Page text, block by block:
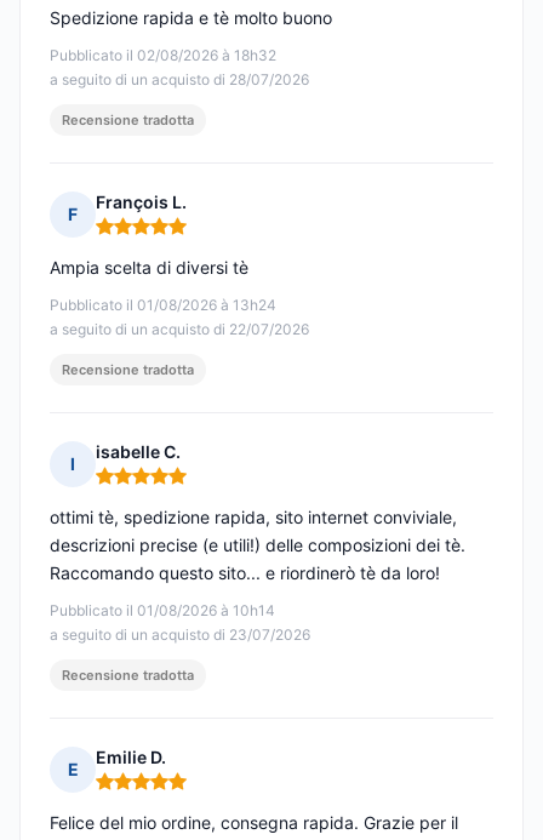
Pubblicato il 02/08/2026 à 18h32
a seguito di un acquisto di 28/07/2026
Spedizione rapida e tè molto buono
Recensione tradotta
F
François L.
Nota: 5 su 5
Pubblicato il 01/08/2026 à 13h24
a seguito di un acquisto di 22/07/2026
Ampia scelta di diversi tè
Recensione tradotta
I
isabelle C.
Nota: 5 su 5
Pubblicato il 01/08/2026 à 10h14
a seguito di un acquisto di 23/07/2026
ottimi tè, spedizione rapida, sito internet conviviale,
descrizioni precise (e utili!) delle composizioni dei tè.
Raccomando questo sito... e riordinerò tè da loro!
Recensione tradotta
E
Emilie D.
Nota: 5 su 5
Felice del mio ordine, consegna rapida. Grazie per il